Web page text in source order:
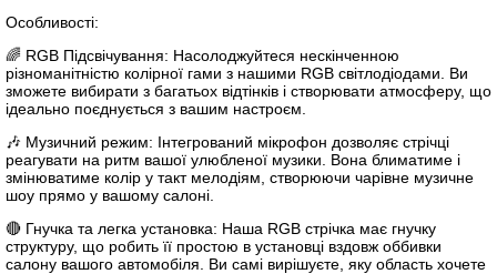
Особливості:
🌈 RGB Підсвічування: Насолоджуйтеся нескінченною
різноманітністю колірної гами з нашими RGB світлодіодами. Ви
зможете вибирати з багатьох відтінків і створювати атмосферу, що
ідеально поєднується з вашим настроєм.
🎶 Музичний режим: Інтегрований мікрофон дозволяє стрічці
реагувати на ритм вашої улюбленої музики. Вона блиматиме і
змінюватиме колір у такт мелодіям, створюючи чарівне музичне
шоу прямо у вашому салоні.
🔴 Гнучка та легка установка: Наша RGB стрічка має гнучку
структуру, що робить її простою в установці вздовж оббивки
салону вашого автомобіля. Ви самі вирішуєте, яку область хочете